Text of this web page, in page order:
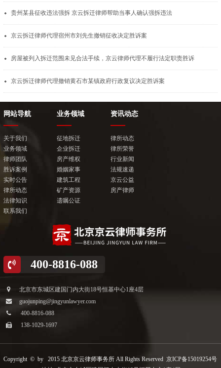
贵州某县征收违法强拆 京云拆迁律师帮助当事人确认强拆违法
京云拆迁律师代理宿州市刘先生撤销征收决定胜诉案
房屋被列入拆迁范围未见合法手续，京云律师代理不履行法定职责胜诉
京云拆迁律师代理撤销黄石市某镇政府行政复议决定胜诉案
网站导航
关于我们
业务领域
律师团队
胜诉案例
实时公告
律所动态
法律知识
联系我们
业务领域
征地拆迁
企业拆迁
房产维权
婚姻家事
建筑工程
矿产资源
遗嘱公证
资讯动态
律所动态
律所荣誉
行业新闻
法规速递
京云公益
房产律师
400-8816-088
北京市东城区建国门内大街18号恒基中心1座4层
guojunping@jingyunlawyer.com
400-8816-088
138-1029-1697
Copyright © by 2015 北京京云律师事务所 All Rights Reserved京ICP备15019254号